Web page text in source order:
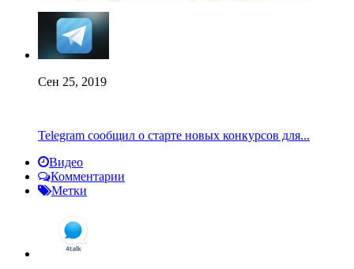
Сен 25, 2019
Telegram сообщил о старте новых конкурсов для...
Видео
Комментарии
Метки